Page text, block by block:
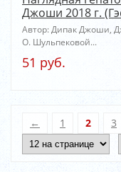
Джоши 2018 г.
Автор: Дипак Джоши,
О. Шульпековой...
51 руб.
← 1 2 3